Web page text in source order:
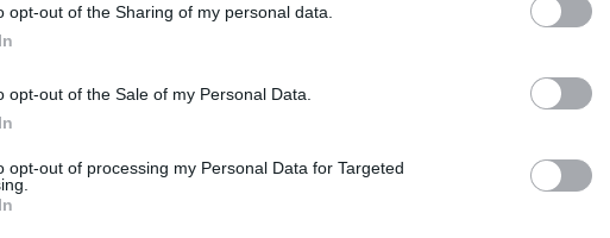
opt-out of the Sharing of my personal data.
opt-out of the Sale of my Personal Data.
opt-out of processing my Personal Data for Targeted
e raid.
di